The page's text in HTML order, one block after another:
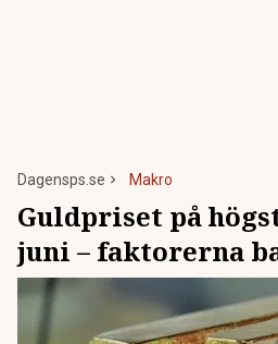
Dagensps.se Makro
Guldpriset på
juni – faktorerna